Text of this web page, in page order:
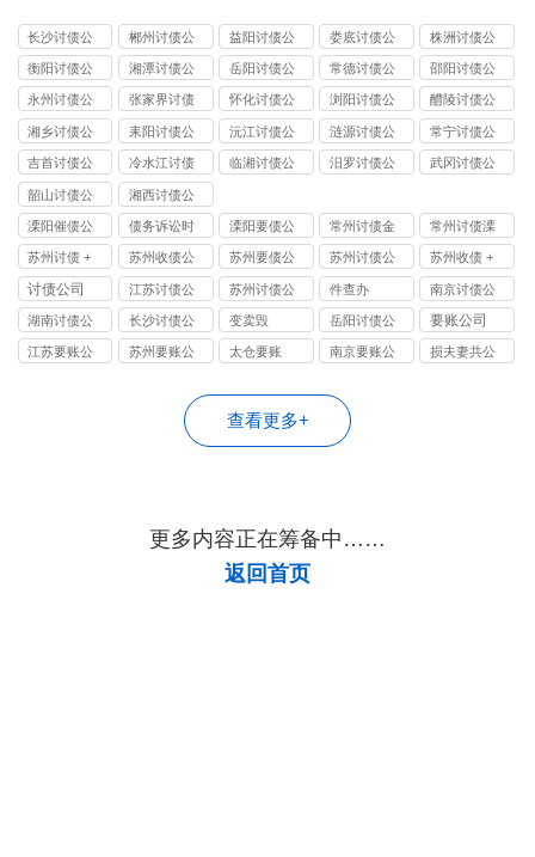
长沙讨债公
司
郴州讨债公
司
益阳讨债公
司
娄底讨债公
司
株洲讨债公
司
衡阳讨债公
司
湘潭讨债公
司
岳阳讨债公
司
常德讨债公
司
邵阳讨债公
司
永州讨债公
司
张家界讨债
公司
怀化讨债公
司
浏阳讨债公
司
醴陵讨债公
司
湘乡讨债公
司
耒阳讨债公
司
沅江讨债公
司
涟源讨债公
司
常宁讨债公
司
吉首讨债公
司
冷水江讨债
公司
临湘讨债公
汨罗讨债公
武冈讨债公
韶山讨债公
司
湘西讨债公
司
溧阳催债公
司
债务诉讼时
效
溧阳要债公
司
常州讨债金
坛公司
常州讨债溧
阳公司
苏州讨债 +
收债公司 |
本地要债团
队，9 年追
回 4.2 亿，
苏州收债公
司 | 苏州讨
债 + 要债效
率领先，8
年服务 2800
州债务追回
苏州要债公
司 | 苏州收
债 + 讨债专
家，处理债
务超 7800
期费用
苏州讨债公
司 | 联动苏
州要债 + 收
债团队，10
年经验，
率，帮您快
速要回欠款
苏州收债 +
讨债公司 |
本地要债效
率高，9 年
处理 7500 +
讨债公司
江苏讨债公
司
苏州讨债公
司
件查办
南京讨债公
司
湖南讨债公
司
长沙讨债公
司
变卖毁
岳阳讨债公
司
要账公司
江苏要账公
苏州要账公
太仓要账
南京要账公
损夫妻共公
查看更多+
更多内容正在筹备中……
返回首页